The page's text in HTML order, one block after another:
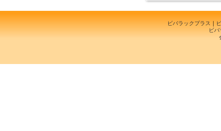
ビバラックプラス ｜
ビ